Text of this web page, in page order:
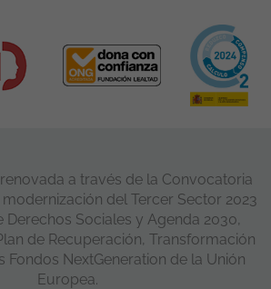
a través de la Convocatoria
del Tercer Sector 2023
Derechos Sociales y Agenda 2030,
de Recuperación, Transformación
Fondos NextGeneration de la Unión
Europea.